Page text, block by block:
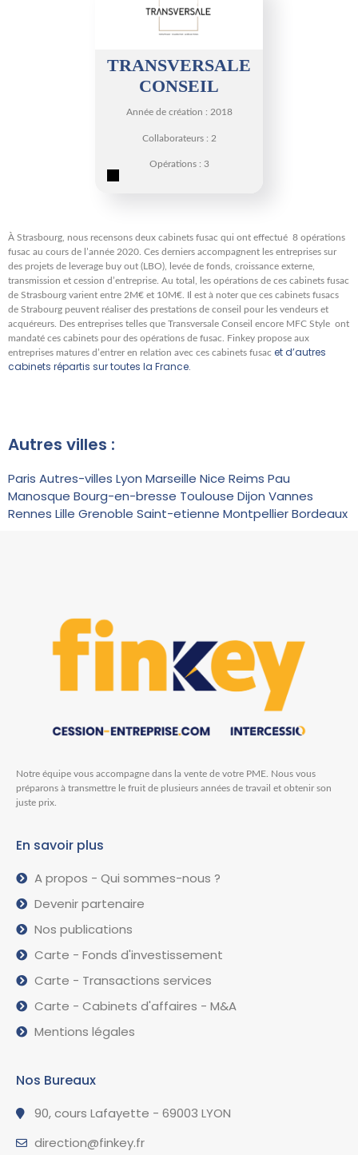
TRANSVERSALE
CONSEIL
Année de création : 2018
Collaborateurs : 2
Opérations : 3
À Strasbourg, nous recensons deux cabinets fusac qui ont effectué 8 opérations
fusac au cours de l’année 2020. Ces derniers accompagnent les entreprises sur
des projets de leverage buy out (LBO), levée de fonds, croissance externe,
transmission et cession d’entreprise. Au total, les opérations de ces cabinets fusac
de Strasbourg varient entre 2M€ et 10M€. Il est à noter que ces cabinets fusacs
de Strabourg peuvent réaliser des prestations de conseil pour les vendeurs et
acquéreurs. Des entreprises telles que Transversale Conseil encore MFC Style ont
mandaté ces cabinets pour des opérations de fusac. Finkey propose aux
entreprises matures d’entrer en relation avec ces cabinets fusac et d’autres
cabinets répartis sur toutes la France.
Autres villes :
Paris Autres-villes Lyon Marseille Nice Reims Pau
Manosque Bourg-en-bresse Toulouse Dijon Vannes
Rennes Lille Grenoble Saint-etienne MontpellierBordeaux
Notre équipe vous accompagne dans la vente de votre PME. Nous vous
préparons à transmettre le fruit de plusieurs années de travail et obtenir son
juste prix.
En savoir plus
A propos - Qui sommes-nous ?
Devenir partenaire
Nos publications
Carte - Fonds d'investissement
Carte - Transactions services
Carte - Cabinets d'affaires - M&A
Mentions légales
Nos Bureaux
90, cours Lafayette - 69003 LYON
direction@finkey.fr